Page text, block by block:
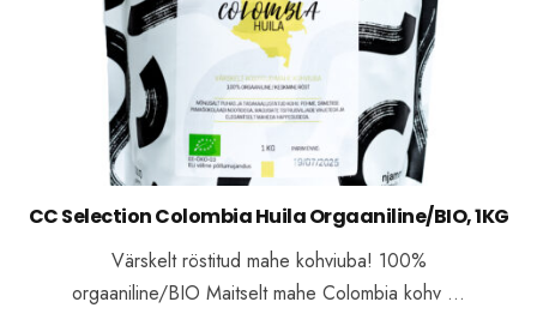
CC Selection Colombia Huila Orgaaniline/BIO, 1KG
Värskelt röstitud mahe kohviuba! 100%
orgaaniline/BIO Maitselt mahe Colombia kohv …